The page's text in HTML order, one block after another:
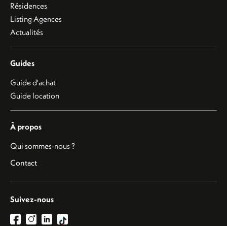
Résidences
Listing Agences
Actualités
Guides
Guide d'achat
Guide location
À propos
Qui sommes-nous ?
Contact
Suivez-nous